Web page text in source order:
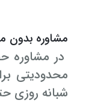
مشاوره بدون
در مشاوره
محدودیتی
شبانه روزی